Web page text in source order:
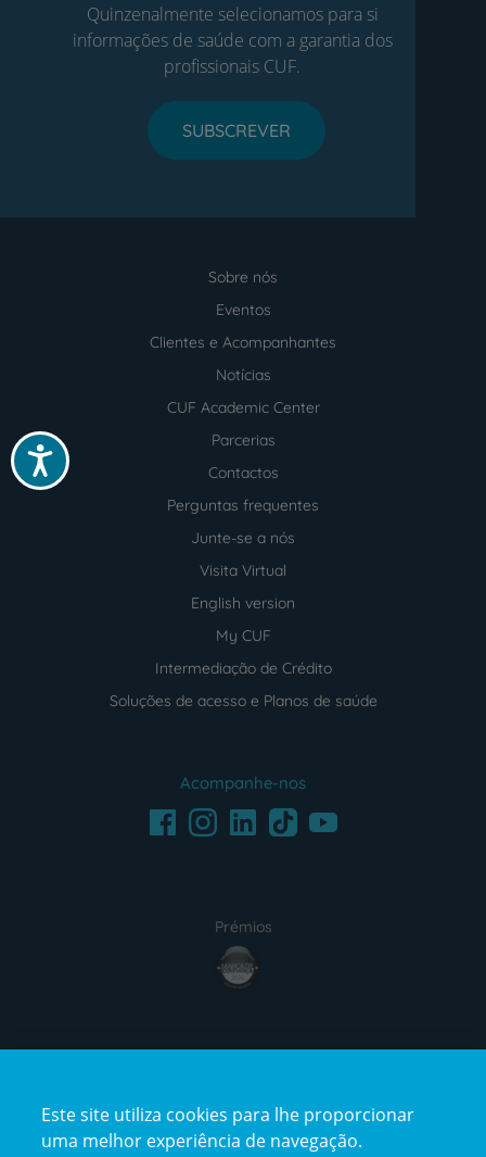
Acessibilidade
Quinzenalmente selecionamos para si
informações de saúde com a garantia dos
profissionais CUF.
SUBSCREVER
Sobre nós
Eventos
Clientes e Acompanhantes
Notícias
CUF Academic Center
Parcerias
Contactos
Perguntas frequentes
Junte-se a nós
Visita Virtual
English version
My CUF
Intermediação de Crédito
Soluções de acesso e Planos de saúde
Acompanhe-nos
FacebookInstagramLinkedInTikTokYoutube
Prémios
award4
certification2certification3
Este site utiliza cookies para lhe proporcionar
uma melhor experiência de navegação.